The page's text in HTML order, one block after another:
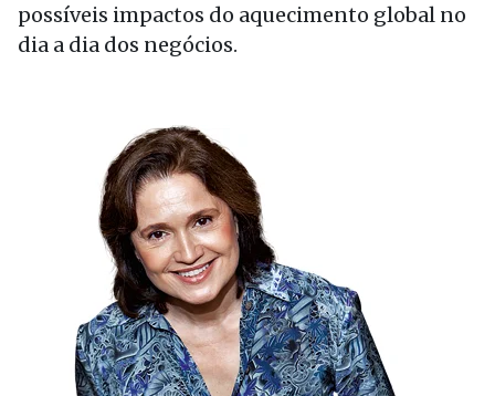
possíveis impactos do aquecimento global no
dia a dia dos negócios.